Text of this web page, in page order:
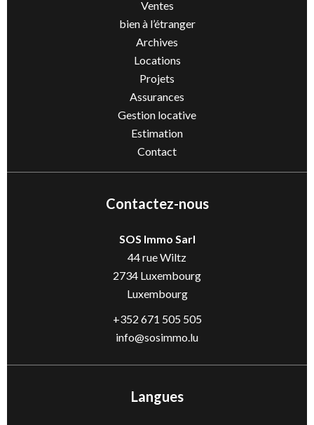
Ventes
bien à l’étranger
Archives
Locations
Projets
Assurances
Gestion locative
Estimation
Contact
Contactez-nous
SOS Immo Sarl
44 rue Wiltz
2734 Luxembourg
Luxembourg
+352 671 505 505
info@sosimmo.lu
Langues